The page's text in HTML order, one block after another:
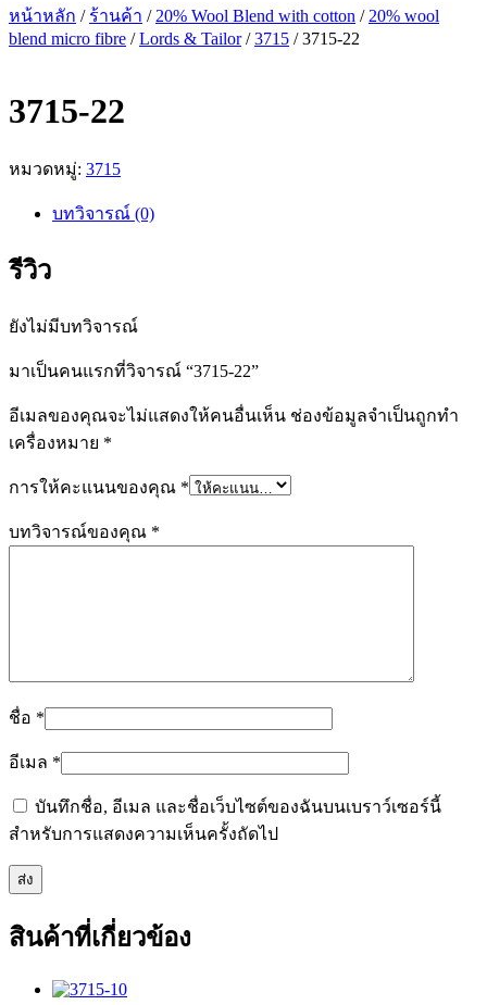
หน้าหลัก / ร้านค้า / 20% Wool Blend with cotton / 20% wool
blend micro fibre /Lords & Tailor/3715 / 3715-22
3715-22
หมวดหมู่: 3715
บทวิจารณ์ (0)
รีวิว
ยังไม่มีบทวิจารณ์
มาเป็นคนแรกที่วิจารณ์ “3715-22”
อีเมลของคุณจะไม่แสดงให้คนอื่นเห็น ช่องข้อมูลจำเป็นถูกทำ
เครื่องหมาย *
การให้คะแนนของคุณ *
บทวิจารณ์ของคุณ *
ชื่อ *
อีเมล *
บันทึกชื่อ, อีเมล และชื่อเว็บไซต์ของฉันบนเบราว์เซอร์นี้
สำหรับการแสดงความเห็นครั้งถัดไป
สินค้าที่เกี่ยวข้อง